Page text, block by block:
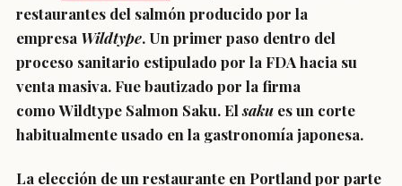
restaurantes del salmón producido por la
empresa Wildtype. Un primer paso dentro del
proceso sanitario estipulado por la FDA hacia su
venta masiva. Fue bautizado por la firma
comoWildtype Salmon Saku. Elsaku es un corte
habitualmente usado en la gastronomía japonesa.
La elección de un restaurante en Portland por parte